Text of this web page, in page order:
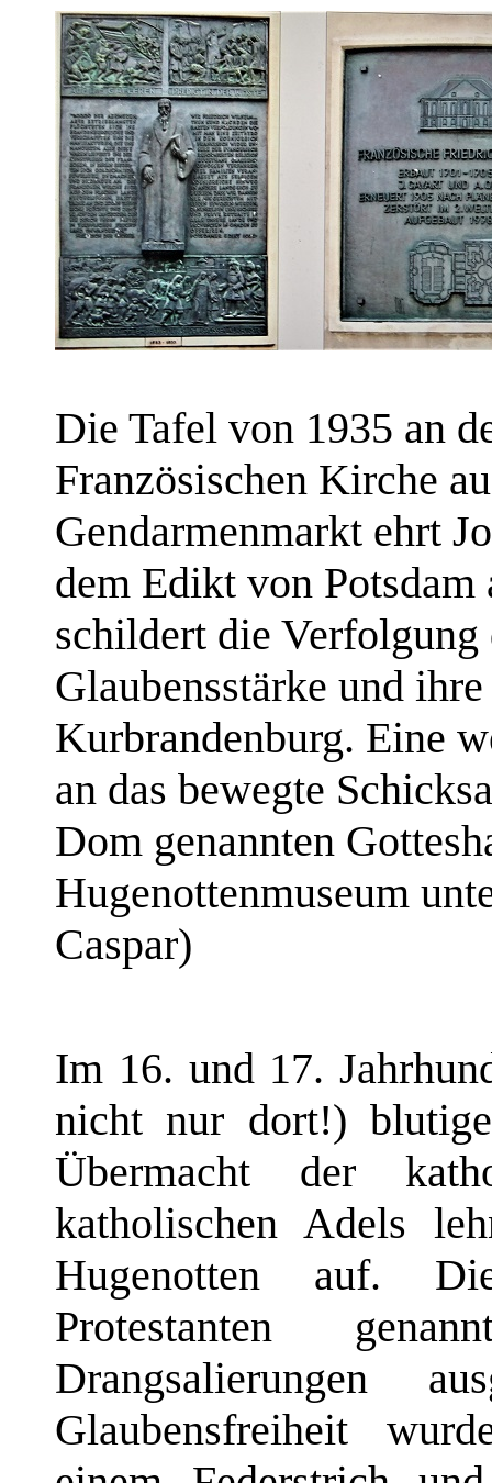
Die Tafel von 1935 an
Französischen Kirche
Gendarmenmarkt ehrt
dem Edikt von Potsdam
schildert die
Glaubensstärke und
Kurbrandenburg. Eine
an das bewegte
Dom genannten
Hugenottenmuseum
Caspar)
Im 16. und 17.
nicht nur dort!)
Übermacht der
katholischen Adels
Hugenotten auf.
Protestanten
Drangsalierungen
Glaubensfreiheit